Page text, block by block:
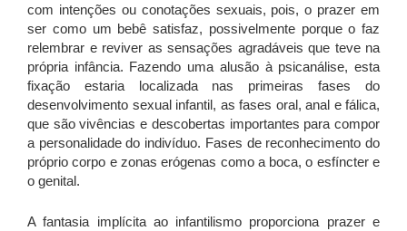
com intenções ou conotações sexuais, pois, o prazer em
ser como um bebê satisfaz, possivelmente porque o faz
relembrar e reviver as sensações agradáveis que teve na
própria infância. Fazendo uma alusão à psicanálise, esta
fixação estaria localizada nas primeiras fases do
desenvolvimento sexual infantil, as fases oral, anal e fálica,
que são vivências e descobertas importantes para compor
a personalidade do indivíduo. Fases de reconhecimento do
próprio corpo e zonas erógenas como a boca, o esfíncter e
o genital.
A fantasia implícita ao infantilismo proporciona prazer e